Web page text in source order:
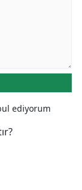
ediyorum